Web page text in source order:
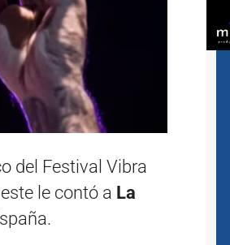
del Festival Vibra
le contó a La